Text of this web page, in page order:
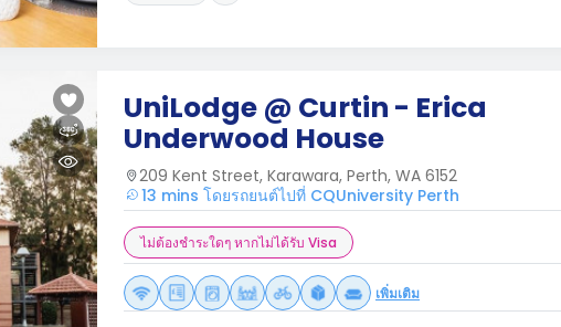
UniLodge @ Curtin - Erica
Underwood House
209 Kent Street, Karawara, Perth, WA 6152
13 mins โดยรถยนต์ไปที่ CQUniversity Perth
ไม่ต้องชำระใดๆ หากไม่ได้รับ Visa
เพิ่มเติม